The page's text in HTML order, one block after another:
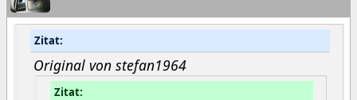
Zitat:
Original von stefan1964
Zitat: